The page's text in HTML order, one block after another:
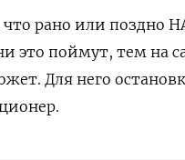
рано или поздно
это поймут, тем на
Для него